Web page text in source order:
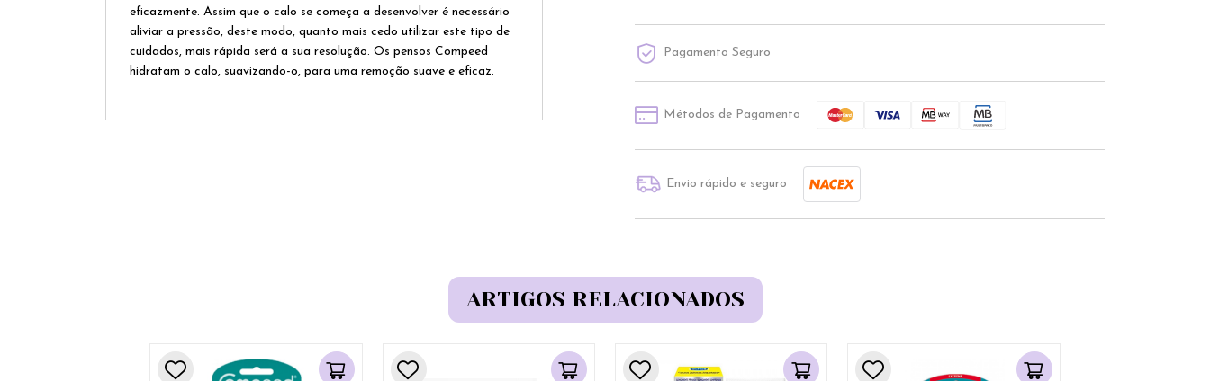
eficazmente. Assim que o calo se começa a desenvolver é necessário
aliviar a pressão, deste modo, quanto mais cedo utilizar este tipo de
cuidados, mais rápida será a sua resolução. Os pensos Compeed
hidratam o calo, suavizando-o, para uma remoção suave e eficaz.
Pagamento Seguro
Métodos de Pagamento
Envio rápido e seguro
ARTIGOS RELACIONADOS